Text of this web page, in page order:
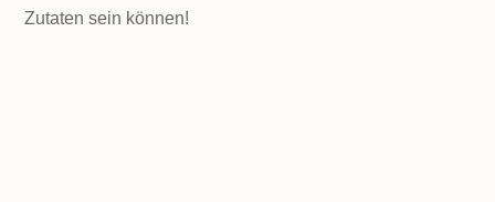
Zutaten sein können!